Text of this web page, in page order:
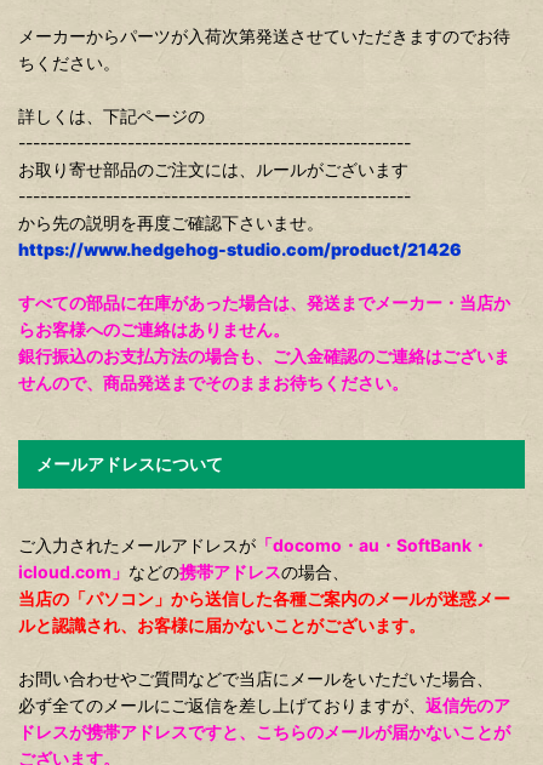
メーカーからパーツが入荷次第発送させていただきますのでお待
ちください。
詳しくは、下記ページの
------------------------------------------------------
お取り寄せ部品のご注文には、ルールがございます
------------------------------------------------------
から先の説明を再度ご確認下さいませ。
https://www.hedgehog-studio.com/product/21426
すべての部品に在庫があった場合は、発送までメーカー・当店か
らお客様へのご連絡はありません。
銀行振込のお支払方法の場合も、ご入金確認のご連絡はございま
せんので、商品発送までそのままお待ちください。
メールアドレスについて
ご入力されたメールアドレスが 「docomo・au・SoftBank・
icloud.com」 などの携帯アドレスの場合、
当店の「パソコン」から送信した各種ご案内のメールが迷惑メー
ルと認識され、お客様に届かないことがございます。
お問い合わせやご質問などで当店にメールをいただいた場合、
必ず全てのメールにご返信を差し上げておりますが、 返信先のア
ドレスが携帯アドレスですと、こちらのメールが届かないことが
ございます。